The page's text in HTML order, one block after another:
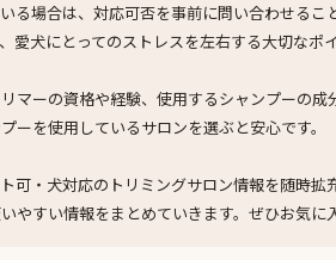
る場合は、対応可否を事前に問い合わせる
愛犬にとってのストレスを左右する大切なポイ
マーの資格や経験、使用するシャンプーの
ーを使用しているサロンを選ぶと安心です。
可・犬対応のトリミングサロン情報を随時
やすい情報をまとめていきます。ぜひお気に